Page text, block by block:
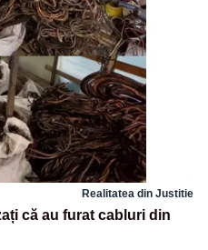
Realitatea din Justitie
că au furat cabluri din